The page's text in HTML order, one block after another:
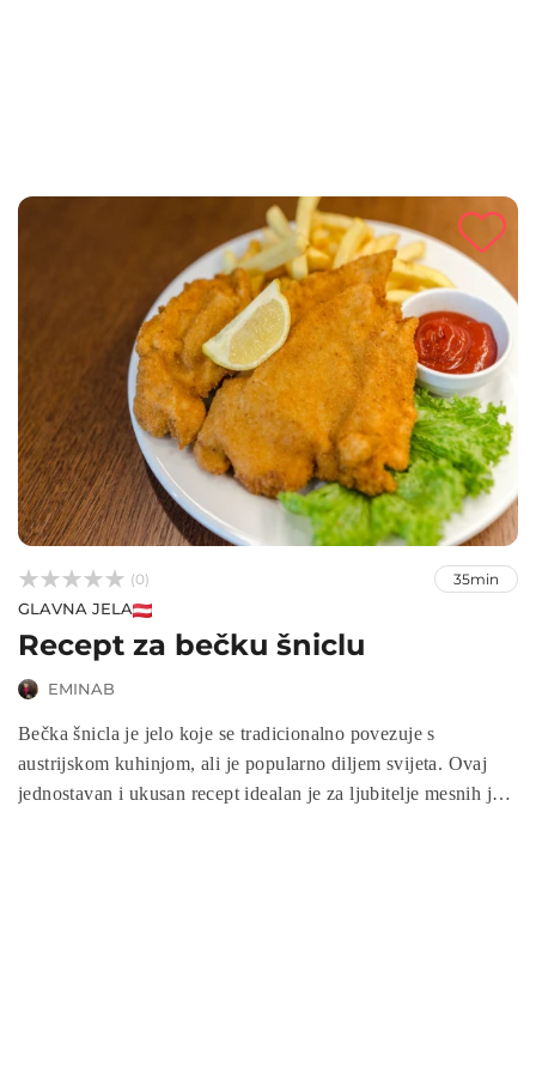


 (0) 35min
GLAVNA JELA
Recept za bečku šniclu
EMINAB
Bečka šnicla je jelo koje se tradicionalno povezuje s
austrijskom kuhinjom, ali je popularno diljem svijeta. Ovaj
jednostavan i ukusan recept idealan je za ljubitelje mesnih jela